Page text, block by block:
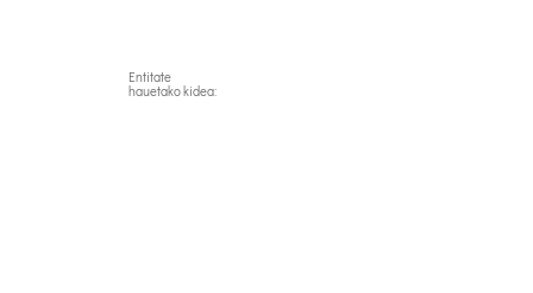
Entitate
hauetako kidea: